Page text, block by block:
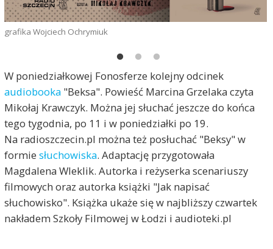
grafika Wojciech Ochrymiuk
W poniedziałkowej Fonosferze kolejny odcinek
audiobooka"Beksa". Powieść Marcina Grzelaka czyta
Mikołaj Krawczyk. Można jej słuchać jeszcze do końca
tego tygodnia, po 11 i w poniedziałki po 19.
Na radioszczecin.pl można też posłuchać "Beksy" w
formie słuchowiska. Adaptację przygotowała
Magdalena Wleklik. Autorka i reżyserka scenariuszy
filmowych oraz autorka książki "Jak napisać
słuchowisko". Książka ukaże się w najbliższy czwartek
nakładem Szkoły Filmowej w Łodzi i audioteki.pl